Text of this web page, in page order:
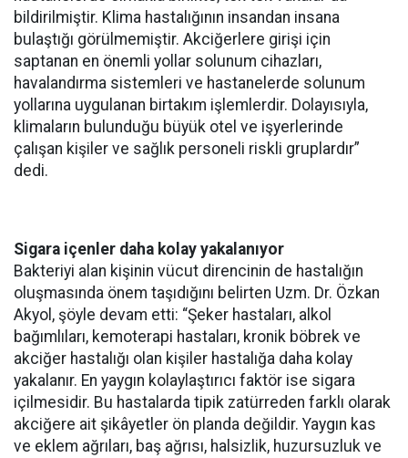
bildirilmiştir. Klima hastalığının insandan insana
bulaştığı görülmemiştir. Akciğerlere girişi için
saptanan en önemli yollar solunum cihazları,
havalandırma sistemleri ve hastanelerde solunum
yollarına uygulanan birtakım işlemlerdir. Dolayısıyla,
klimaların bulunduğu büyük otel ve işyerlerinde
çalışan kişiler ve sağlık personeli riskli gruplardır”
dedi.
Sigara içenler daha kolay yakalanıyor
Bakteriyi alan kişinin vücut direncinin de hastalığın
oluşmasında önem taşıdığını belirten Uzm. Dr. Özkan
Akyol, şöyle devam etti: “Şeker hastaları, alkol
bağımlıları, kemoterapi hastaları, kronik böbrek ve
akciğer hastalığı olan kişiler hastalığa daha kolay
yakalanır. En yaygın kolaylaştırıcı faktör ise sigara
içilmesidir. Bu hastalarda tipik zatürreden farklı olarak
akciğere ait şikâyetler ön planda değildir. Yaygın kas
ve eklem ağrıları, baş ağrısı, halsizlik, huzursuzluk ve